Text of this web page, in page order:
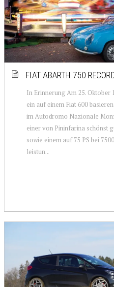
FIAT ABARTH 750
In Erinnerung Am 25. Oktober
ein auf einem Fiat 600
im Autodromo Nazionale
einer von Pininfarina schönst
sowie einem auf 75 PS bei
leistun...